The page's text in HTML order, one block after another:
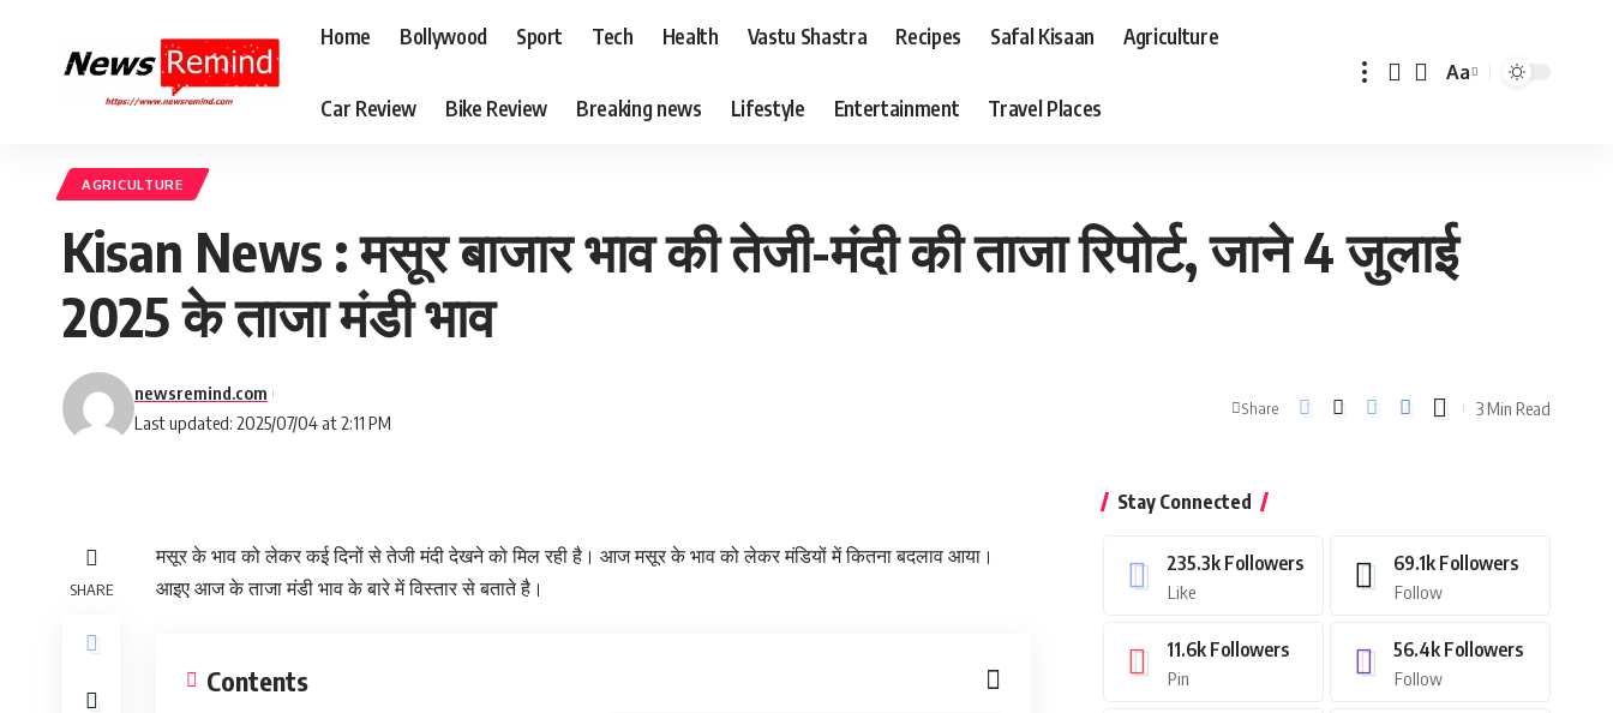
Home Bollywood Sport Tech Health Vastu Shastra Recipes Safal Kisaan Agriculture
Car Review Bike Review Breaking news Lifestyle Entertainment Travel Places
Font
Aa
AGRICULTURE
Kisan News : मसूर बाजार भाव की तेजी-मंदी की ताजा रिपोर्ट, जाने 4 जुलाई
2025 के ताजा मंडी भाव
Last updated: 2025/07/04 at 2:11 PM
newsremind.com
Share 3 Min Read
SHARE
मसूर के भाव को लेकर कई दिनों से तेजी मंदी देखने को मिल रही है। आज मसूर के भाव को लेकर मंडियों में कितना बदलाव आया।
आइए आज के ताजा मंडी भाव के बारे में विस्तार से बताते है।
Contents
Stay Connected
235.3k Followers
Like
69.1k Followers
Follow
11.6k Followers
Pin
56.4k Followers
Follow